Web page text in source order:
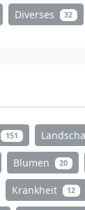
Diverses 32
151
Blumen 20
Krankheit 12